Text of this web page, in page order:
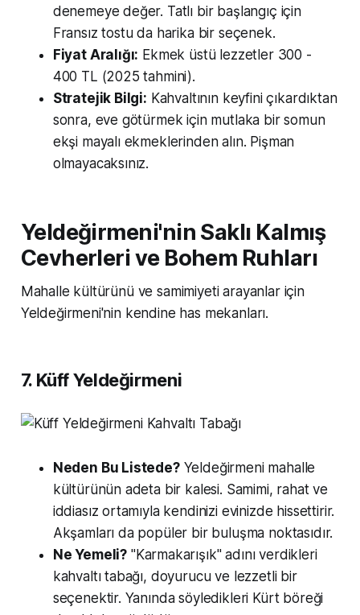
denemeye değer. Tatlı bir başlangıç için
Fransız tostu da harika bir seçenek.
Fiyat Aralığı: Ekmek üstü lezzetler 300 -
400 TL (2025 tahmini).
Stratejik Bilgi: Kahvaltının keyfini çıkardıktan
sonra, eve götürmek için mutlaka bir somun
ekşi mayalı ekmeklerinden alın. Pişman
olmayacaksınız.
Yeldeğirmeni'nin Saklı Kalmış
Cevherleri ve Bohem Ruhları
Mahalle kültürünü ve samimiyeti arayanlar için
Yeldeğirmeni'nin kendine has mekanları.
7. Küff Yeldeğirmeni
Neden Bu Listede?Yeldeğirmeni mahalle
kültürünün adeta bir kalesi. Samimi, rahat ve
iddiasız ortamıyla kendinizi evinizde hissettirir.
Akşamları da popüler bir buluşma noktasıdır.
Ne Yemeli? "Karmakarışık" adını verdikleri
kahvaltı tabağı, doyurucu ve lezzetli bir
seçenektir. Yanında söyledikleri Kürt böreği